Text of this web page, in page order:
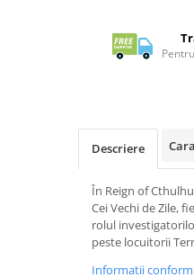
Merch Lex Hobby Store
Descriere
În Reign of
Cei Vechi de Zile,
rolul
peste locuitorii
Informatii